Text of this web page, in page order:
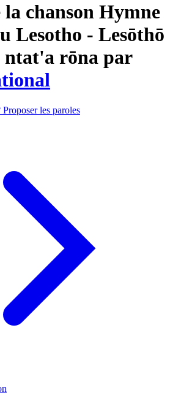
la chanson Hymne
Lesotho - Lesōthō
ntat'a rōna par
les paroles